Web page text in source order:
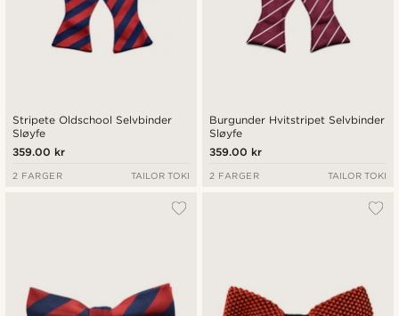
Stripete Oldschool Selvbinder
Sløyfe
359.00 kr
2 FARGER TAILOR TOKI
Burgunder Hvitstripet Selvbinder
Sløyfe
359.00 kr
2 FARGER TAILOR TOKI